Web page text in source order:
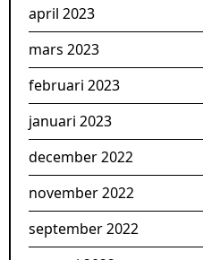
april 2023
mars 2023
februari 2023
januari 2023
december 2022
november 2022
september 2022